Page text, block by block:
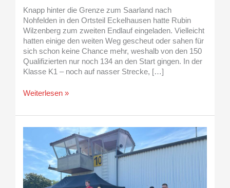
Knapp hinter die Grenze zum Saarland nach
Nohfelden in den Ortsteil Eckelhausen hatte Rubin
Wilzenberg zum zweiten Endlauf eingeladen. Vielleicht
hatten einige den weiten Weg gescheut oder sahen für
sich schon keine Chance mehr, weshalb von den 150
Qualifizierten nur noch 134 an den Start gingen. In der
Klasse K1 – noch auf nasser Strecke, […]
Weiterlesen »
dem
Flugplatz
Neuenahr
ICAO*-